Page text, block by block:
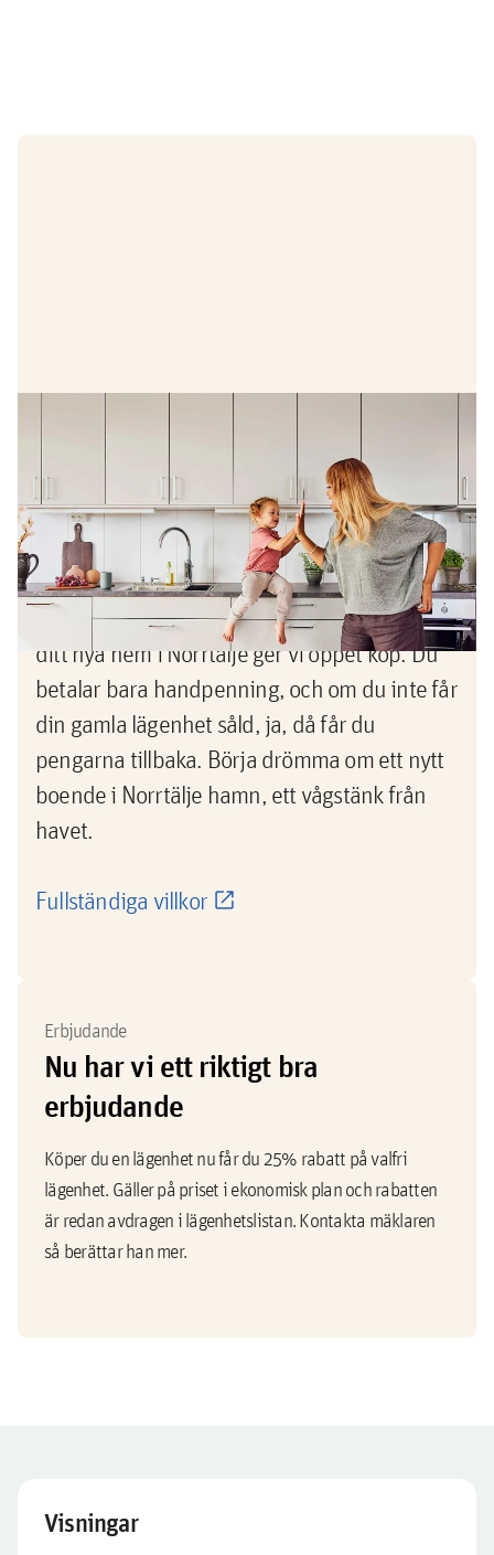
Erbjudande
Köp nu, sälj sedan -pengarna
tillbaka om du inte lyckas sälja din
gamla bostad
Nu vågar du köpa innan du sålt! När du köper
ditt nya hem i Norrtälje ger vi öppet köp. Du
betalar bara handpenning, och om du inte får
din gamla lägenhet såld, ja, då får du
pengarna tillbaka. Börja drömma om ett nytt
boende i Norrtälje hamn, ett vågstänk från
havet.
Fullständiga villkor
Erbjudande
Nu har vi ett riktigt bra
erbjudande
Köper du en lägenhet nu får du 25% rabatt på valfri
lägenhet. Gäller på priset i ekonomisk plan och rabatten
är redan avdragen i lägenhetslistan. Kontakta mäklaren
så berättar han mer.
Visningar